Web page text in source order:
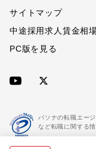
サイトマップ
中途採用求人賃金相
PC版を見る
パソナの転職エー
など転職に関する